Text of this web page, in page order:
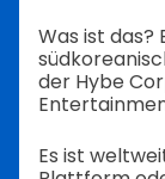
Was ist das?
der Hybe
Es ist